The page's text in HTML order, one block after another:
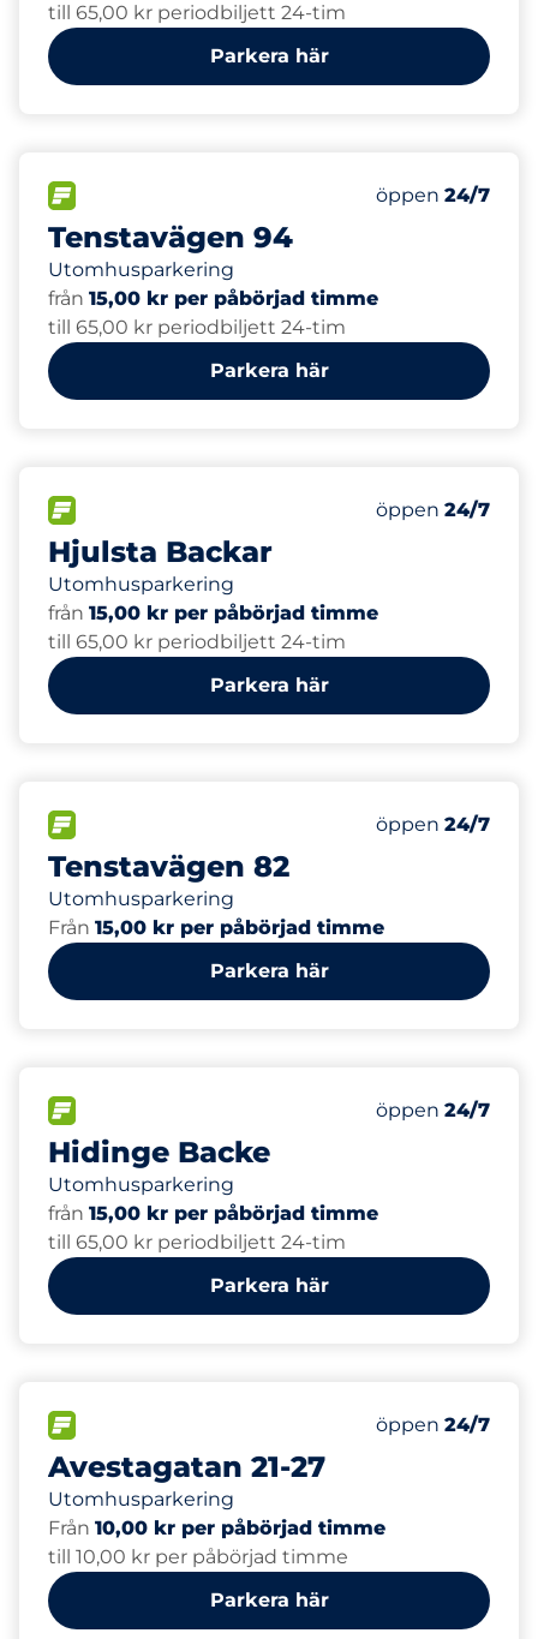
till 65,00 kr periodbiljett 24-tim
Parkera här
Tenstavägen 94
Utomhusparkering
Antal
Totalt antal
Lördag
öppen 24/7
från 15,00 kr per påbörjad timme
till 65,00 kr periodbiljett 24-tim
Parkera här
Hjulsta Backar
Utomhusparkering
Antal
Totalt antal
Lördag
öppen 24/7
från 15,00 kr per påbörjad timme
till 65,00 kr periodbiljett 24-tim
Parkera här
Tenstavägen 82
Utomhusparkering
Antal
Totalt antal
Lördag
öppen 24/7
Från 15,00 kr per påbörjad timme
Parkera här
Hidinge Backe
Utomhusparkering
Antal
Totalt antal
Lördag
öppen 24/7
från 15,00 kr per påbörjad timme
till 65,00 kr periodbiljett 24-tim
Parkera här
Avestagatan 21-27
Utomhusparkering
Antal
Totalt antal
Lördag
öppen 24/7
Från 10,00 kr per påbörjad timme
till 10,00 kr per påbörjad timme
Parkera här